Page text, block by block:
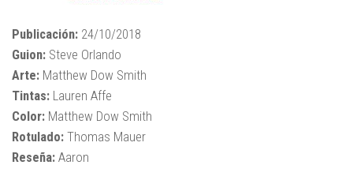
Publicación: 24/10/2018
Guion: Steve Orlando
Arte: Matthew Dow Smith
Tintas: Lauren Affe
Color: Matthew Dow Smith
Rotulado: Thomas Mauer
Reseña: Aaron